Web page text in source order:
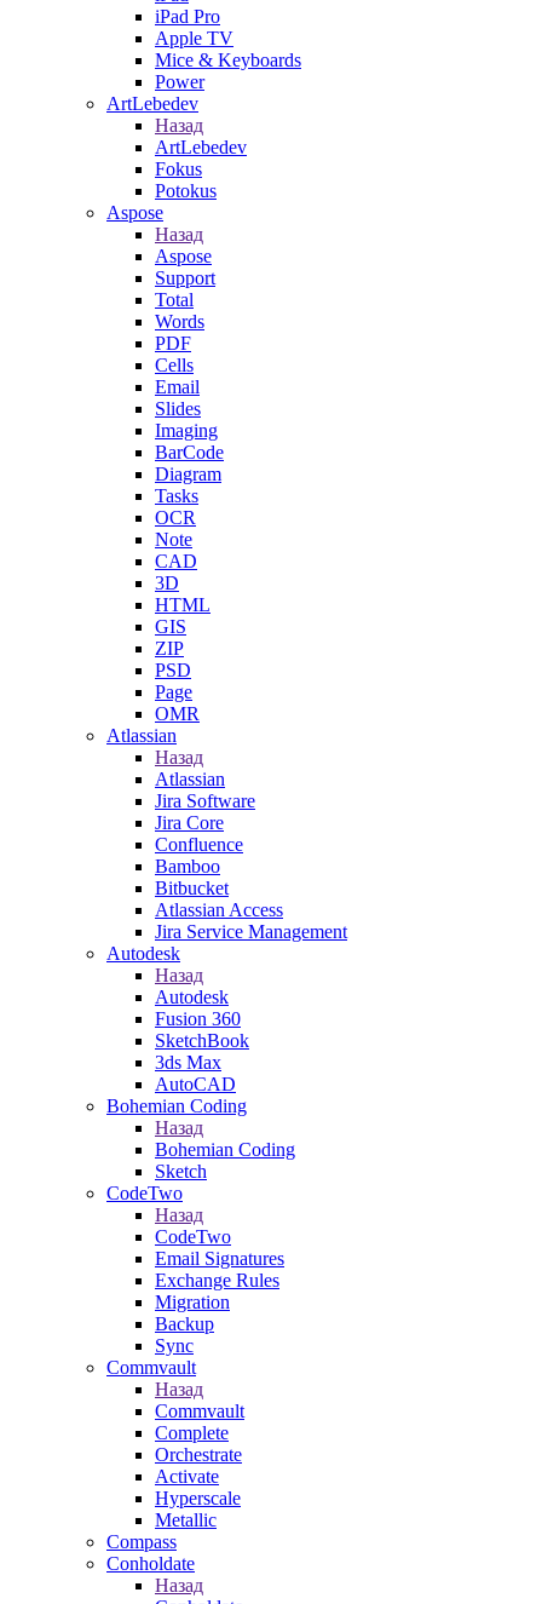
iPad Pro
Apple TV
Mice & Keyboards
Power
ArtLebedev
Назад
ArtLebedev
Fokus
Potokus
Aspose
Назад
Aspose
Support
Total
Words
PDF
Cells
Email
Slides
Imaging
BarCode
Diagram
Tasks
OCR
Note
CAD
3D
HTML
GIS
ZIP
PSD
Page
OMR
Atlassian
Назад
Atlassian
Jira Software
Jira Core
Confluence
Bamboo
Bitbucket
Atlassian Access
Jira Service Management
Autodesk
Назад
Autodesk
Fusion 360
SketchBook
3ds Max
AutoCAD
Bohemian Coding
Назад
Bohemian Coding
Sketch
CodeTwo
Назад
CodeTwo
Email Signatures
Exchange Rules
Migration
Backup
Sync
Commvault
Назад
Commvault
Complete
Orchestrate
Activate
Hyperscale
Metallic
Compass
Conholdate
Назад